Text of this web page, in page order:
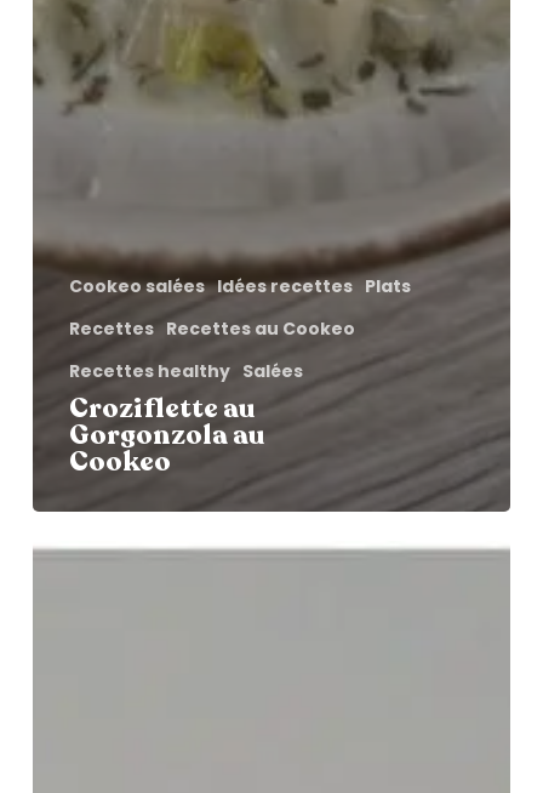
Cookeo salées Idées recettes Plats
Recettes Recettes au Cookeo
Recettes healthy Salées
Croziflette au
Gorgonzola au
Cookeo